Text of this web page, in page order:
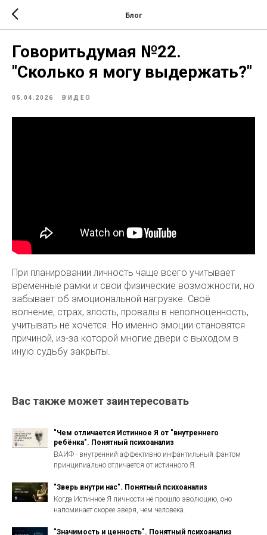
Блог
Говоритьдумая №22.
"Сколько я могу выдержать?"
05.04.2026 ВИДЕО
При планировании личность чаще всего учитывает
временные рамки и свои физические возможности, но
забывает об эмоциональной нагрузке. Своё
волнение, страх, злость, провалы в неполноценность,
учитывать не хочется. Но именно эмоции становятся
причиной, из-за которой многие двери с выходом в
иную судьбу закрыты.
Вас также может заинтересовать
"Чем отличается Истинное Я от "внутреннего
ребёнка". Понятный психоанализ
ВАИФ - внутренний аффективно инфантильный фантом
принципиально отличается от истинного Я.
"Зверь внутри нас". Понятный психоанализ
Когда Истинное Я личности не прошло эволюцию, оно
напоминает скорее зверя, чем человека.
"Значимость и ценность". Понятный психоанализ